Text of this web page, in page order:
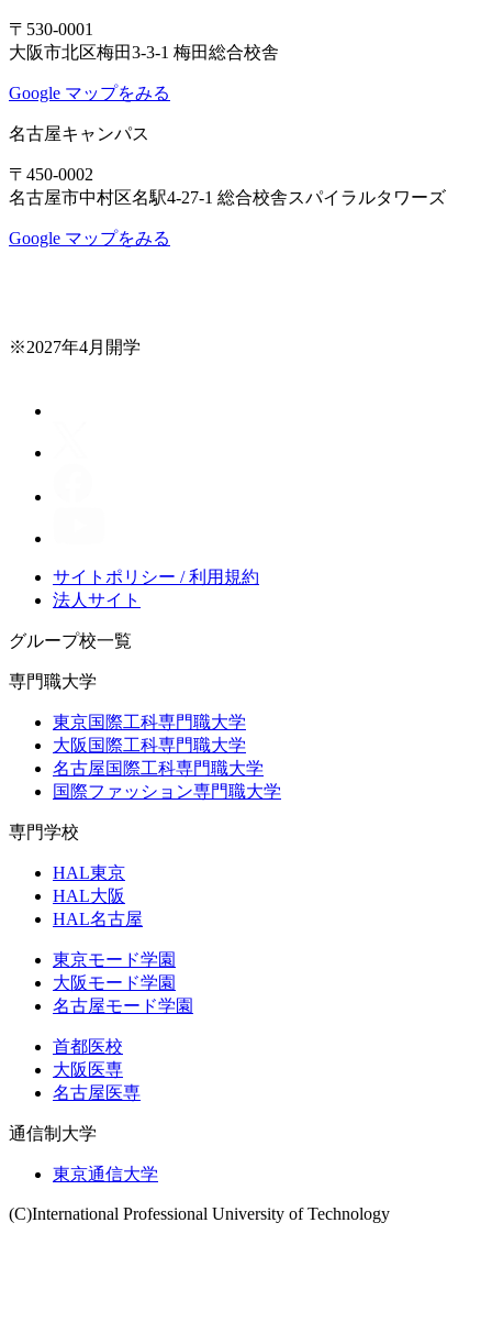
〒530-0001
大阪市北区梅田3-3-1 梅田総合校舎
Google マップをみる
名古屋キャンパス
〒450-0002
名古屋市中村区名駅4-27-1 総合校舎スパイラルタワーズ
Google マップをみる
※2027年4月開学
サイトポリシー / 利用規約
法人サイト
グループ校一覧
専門職大学
東京国際工科専門職大学
大阪国際工科専門職大学
名古屋国際工科専門職大学
国際ファッション専門職大学
専門学校
HAL東京
HAL大阪
HAL名古屋
東京モード学園
大阪モード学園
名古屋モード学園
首都医校
大阪医専
名古屋医専
通信制大学
東京通信大学
(C)International Professional University of Technology